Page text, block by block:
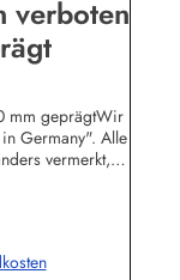
verboten
mm geprägtWir
Germany". Alle
vermerkt,
sich dabei nur
Auf den
nicht